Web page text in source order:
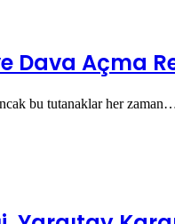
Dava Açma
bu tutanaklar her